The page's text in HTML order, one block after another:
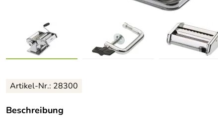
Artikel-Nr.: 28300
Beschreibung